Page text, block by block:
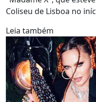
Coliseu de Lisboa no
Leia também